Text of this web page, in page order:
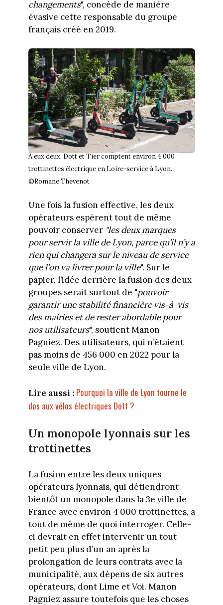
changements", concède de manière
évasive cette responsable du groupe
français créé en 2019.
À eux deux, Dott et Tier comptent environ 4 000
trottinettes électrique en Loire-service à Lyon.
©Romane Thevenot
Une fois la fusion effective, les deux
opérateurs espèrent tout de même
pouvoir conserver "les deux marques
pour servir la ville de Lyon, parce qu’il n’y a
rien qui changera sur le niveau de service
que l’on va livrer pour la ville". Sur le
papier, l’idée derrière la fusion des deux
groupes serait surtout de "pouvoir
garantir une stabilité financière vis-à-vis
des mairies et de rester abordable pour
nos utilisateurs", soutient Manon
Pagniez. Des utilisateurs, qui n’étaient
pas moins de 456 000 en 2022 pour la
seule ville de Lyon.
Lire aussi : Pourquoi la ville de Lyon tourne le
dos aux vélos électriques Dott ?
Un monopole lyonnais sur les
trottinettes
La fusion entre les deux uniques
opérateurs lyonnais, qui détiendront
bientôt un monopole dans la 3e ville de
France avec environ 4 000 trottinettes, a
tout de même de quoi interroger. Celle-
ci devrait en effet intervenir un tout
petit peu plus d’un an après la
prolongation de leurs contrats avec la
municipalité, aux dépens de six autres
opérateurs, dont Lime et Voi. Manon
Pagniez assure toutefois que les choses